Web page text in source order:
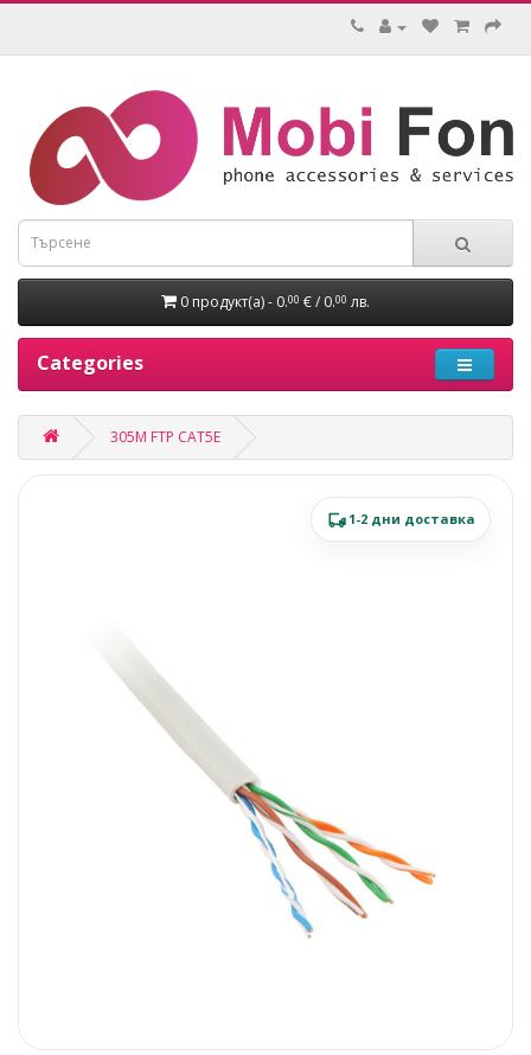
0 продукт(а) - 0.00 € / 0.00 лв.
Categories
305M FTP CAT5E
1-2 дни доставка